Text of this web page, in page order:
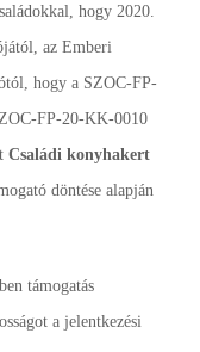
hogy 2020.
az Emberi
hogy a SZOC-FP-
FP-20-KK-0010
Családi konyhakert
döntése alapján
támogatás
a jelentkezési